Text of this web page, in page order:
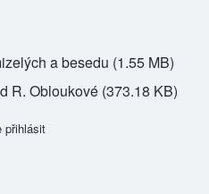
a besedu (1.55 MB)
R. Obloukové (373.18 KB)
přihlásit